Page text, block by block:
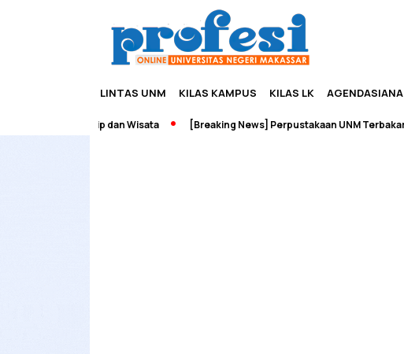
LINTAS UNM KILAS KAMPUS KILAS LK AGENDASIANA
Edupreneurship dan Wisata [Breaking News] Perpustakaan UNM Terbakar